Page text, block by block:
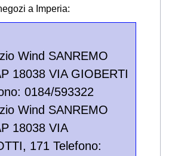
a Imperia:
Wind SANREMO
18038 VIA GIOBERTI
0184/593322
Wind SANREMO
18038 VIA
171 Telefono: